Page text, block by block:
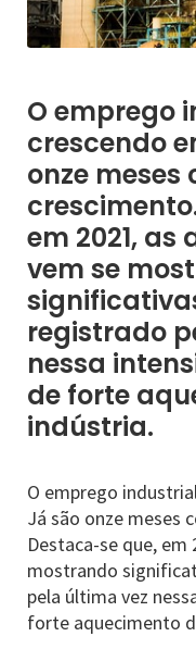
O emprego
crescendo
onze meses
em 2021, as
vem se
registrado
nessa
de forte
indústria.
O emprego
Já são onze meses
Destaca-se que, em
mostrando
pela última vez
forte aquecimento